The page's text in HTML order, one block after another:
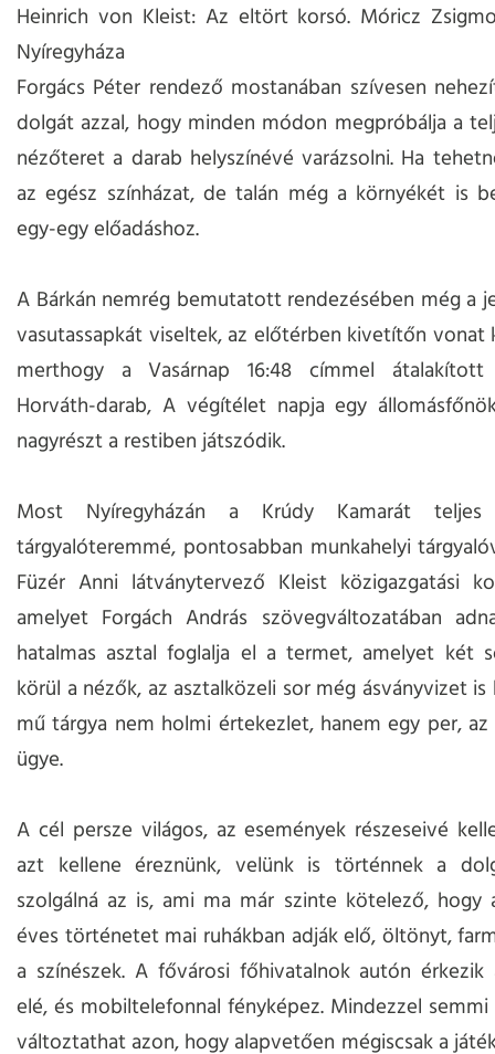
Heinrich von Kleist: Az eltört korsó. Móricz
Nyíregyháza
Forgács Péter rendező mostanában szívesen
dolgát azzal, hogy minden módon megpróbálja a
nézőteret a darab helyszínévé varázsolni. Ha
az egész színházat, de talán még a környékét is
egy-egy előadáshoz.
A Bárkán nemrég bemutatott rendezésében még a
vasutassapkát viseltek, az előtérben kivetítőn vonat
merthogy a Vasárnap 16:48 címmel
Horváth-darab, A végítélet napja egy
nagyrészt a restiben játszódik.
Most Nyíregyházán a Krúdy Kamarát teljes
tárgyalóteremmé, pontosabban munkahelyi
Füzér Anni látványtervező Kleist közigazgatási
amelyet Forgách András szövegváltozatában
hatalmas asztal foglalja el a termet, amelyet két
körül a nézők, az asztalközeli sor még ásványvizet
mű tárgya nem holmi értekezlet, hanem egy per,
ügye.
A cél persze világos, az események részeseivé
azt kellene éreznünk, velünk is történnek a
szolgálná az is, ami ma már szinte kötelező, hogy
éves történetet mai ruhákban adják elő, öltönyt,
a színészek. A fővárosi főhivatalnok autón
elé, és mobiltelefonnal fényképez. Mindezzel
változtathat azon, hogy alapvetően mégiscsak a